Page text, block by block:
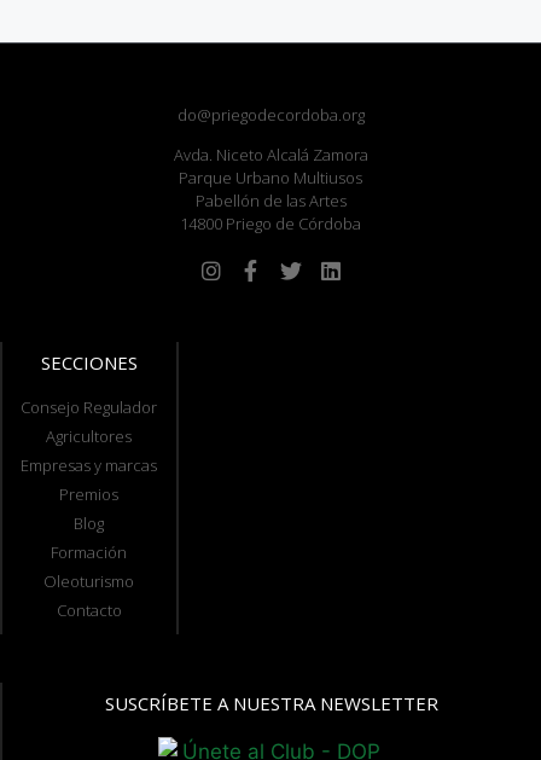
do@priegodecordoba.org
Avda. Niceto Alcalá Zamora
Parque Urbano Multiusos
Pabellón de las Artes
14800 Priego de Córdoba
SECCIONES
Consejo Regulador
Agricultores
Empresas y marcas
Premios
Blog
Formación
Oleoturismo
Contacto
SUSCRÍBETE A NUESTRA NEWSLETTER